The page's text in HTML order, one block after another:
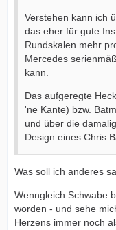
Verstehen kann ich
das eher für gute
Rundskalen mehr
Mercedes
kann.
Das aufgeregte
'ne Kante) bzw.
und über die
Design eines Chris
Was soll ich anderes
Wenngleich Schwabe
worden - und sehe
Herzens immer noch